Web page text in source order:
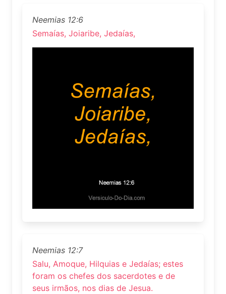
Neemias 12:6
Semaías, Joiaribe, Jedaías,
Neemias 12:7
Salu, Amoque, Hilquias e Jedaías; estes
foram os chefes dos sacerdotes e de
seus irmãos, nos dias de Jesua.